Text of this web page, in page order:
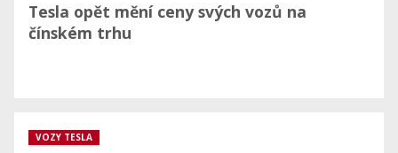
Tesla opět mění ceny svých vozů na
čínském trhu
VOZY TESLA